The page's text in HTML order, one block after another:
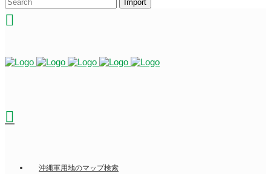
沖縄軍用地のマップ検索